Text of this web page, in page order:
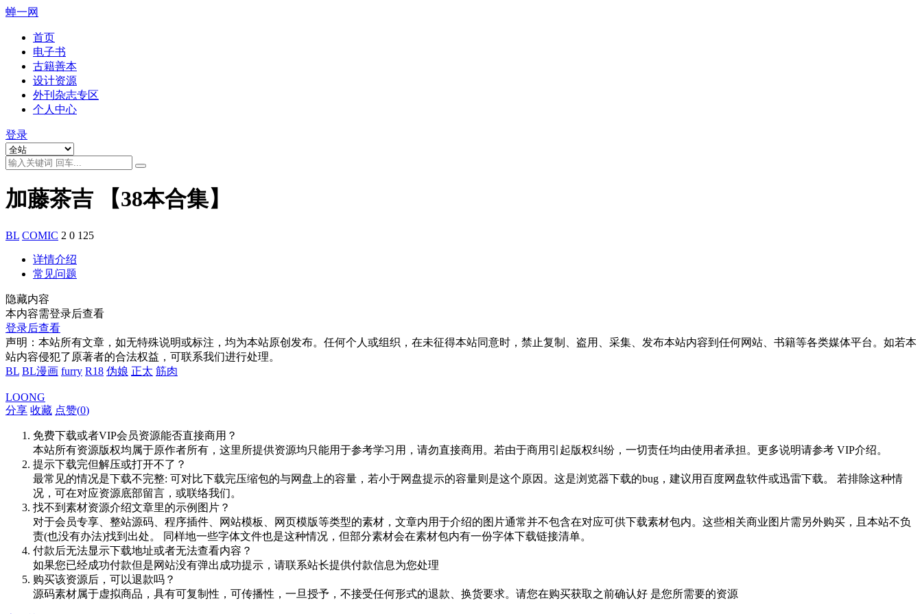
蝉一网
首页
电子书
古籍善本
设计资源
外刊杂志专区
个人中心
登录
加藤茶吉 【38本合集】
BL COMIC 2 0 125
详情介绍
常见问题
隐藏内容
本内容需登录后查看
登录后查看
声明：本站所有文章，如无特殊说明或标注，均为本站原创发布。任何个人或组织，在未征得本站同意时，禁止复制、盗用、采集、发布本站内容到任何网站、书籍等各类媒体平台。如若本
站内容侵犯了原著者的合法权益，可联系我们进行处理。
BL BL漫画 furry R18 伪娘 正太 筋肉
LOONG
分享 收藏 点赞(0)
免费下载或者VIP会员资源能否直接商用？
本站所有资源版权均属于原作者所有，这里所提供资源均只能用于参考学习用，请勿直接商用。若由于商用引起版权纠纷，一切责任均由使用者承担。更多说明请参考 VIP介绍。
提示下载完但解压或打开不了？
最常见的情况是下载不完整: 可对比下载完压缩包的与网盘上的容量，若小于网盘提示的容量则是这个原因。这是浏览器下载的bug，建议用百度网盘软件或迅雷下载。 若排除这种情
况，可在对应资源底部留言，或联络我们。
找不到素材资源介绍文章里的示例图片？
对于会员专享、整站源码、程序插件、网站模板、网页模版等类型的素材，文章内用于介绍的图片通常并不包含在对应可供下载素材包内。这些相关商业图片需另外购买，且本站不负
责(也没有办法)找到出处。 同样地一些字体文件也是这种情况，但部分素材会在素材包内有一份字体下载链接清单。
付款后无法显示下载地址或者无法查看内容？
如果您已经成功付款但是网站没有弹出成功提示，请联系站长提供付款信息为您处理
购买该资源后，可以退款吗？
源码素材属于虚拟商品，具有可复制性，可传播性，一旦授予，不接受任何形式的退款、换货要求。请您在购买获取之前确认好 是您所需要的资源